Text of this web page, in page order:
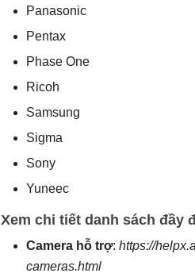
Panasonic
Pentax
Phase One
Ricoh
Samsung
Sigma
Sony
Yuneec
Xem chi tiết danh sách đầy
Camera hỗ trợ: https://
cameras.html